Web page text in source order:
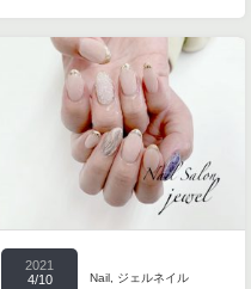
2021
4/10
Nail ジェルネイル